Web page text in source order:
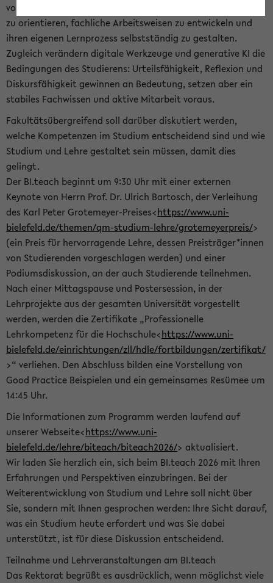
vor der Aufgabe, sich in einem neuen und komplexen Umfeld
zu orientieren, fachliche Arbeitsweisen zu entwickeln und
ihren eigenen Lernprozess selbstständig zu gestalten.
Zugleich verändern digitale Werkzeuge und generative KI die
Bedingungen des Studierens: Urteilsfähigkeit, Reflexion und
Diskursfähigkeit gewinnen an Bedeutung, setzen aber ein
stabiles Fachwissen und aktive Mitarbeit voraus.
Fakultätsübergreifend soll darüber diskutiert werden,
welche Kompetenzen im Studium entscheidend sind und wie
Studium und Lehre gestaltet sein müssen, damit dies
gelingt.
Der BI.teach beginnt um 9:30 Uhr mit einer externen
Keynote von Herrn Prof. Dr. Ulrich Bartosch, der Verleihung
des Karl Peter Grotemeyer-Preises<https://www.uni-
bielefeld.de/themen/qm-studium-lehre/grotemeyerpreis/>
(ein Preis für hervorragende Lehre, dessen Preisträger*innen
von Studierenden vorgeschlagen werden) und einer
Podiumsdiskussion, an der auch Studierende teilnehmen.
Nach einer Mittagspause und Postersession, in der
Lehrprojekte aus der gesamten Universität vorgestellt
werden, werden die Zertifikate „Professionelle
Lehrkompetenz für die Hochschule<https://www.uni-
bielefeld.de/einrichtungen/zll/hdle/fortbildungen/zertifikat/
>“ verliehen. Den Abschluss bilden eine Vorstellung von
Good Practice Beispielen und ein gemeinsames Resümee um
14:45 Uhr.
Die Informationen zum Programm werden laufend auf
unserer Webseite<https://www.uni-
bielefeld.de/lehre/biteach/biteach2026/> aktualisiert.
Wir laden Sie herzlich ein, sich beim BI.teach 2026 mit Ihren
Erfahrungen und Perspektiven einzubringen. Bei der
Weiterentwicklung von Studium und Lehre soll nicht über
Sie, sondern mit Ihnen gesprochen werden: Ihre Sicht darauf,
was ein Studium heute erfordert und was Sie dabei
unterstützt, ist für diese Diskussion entscheidend.
Teilnahme und Lehrveranstaltungen am BI.teach
Das Rektorat begrüßt es ausdrücklich, wenn möglichst viele